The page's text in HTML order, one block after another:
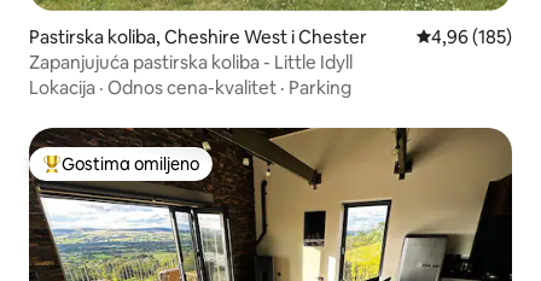
Pastirska koliba, Cheshire West i Chester Prosečna
4,96 (185)
Zapanjujuća pastirska koliba - Little Idyll
Lokacija · Odnos cena-kvalitet · Parking
Najuspešniji među gostima omiljenim
Gostima omiljeno